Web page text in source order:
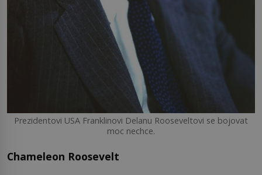
Prezidentovi USA Franklinovi Delanu Rooseveltovi se bojovat
moc nechce.
Chameleon Roosevelt